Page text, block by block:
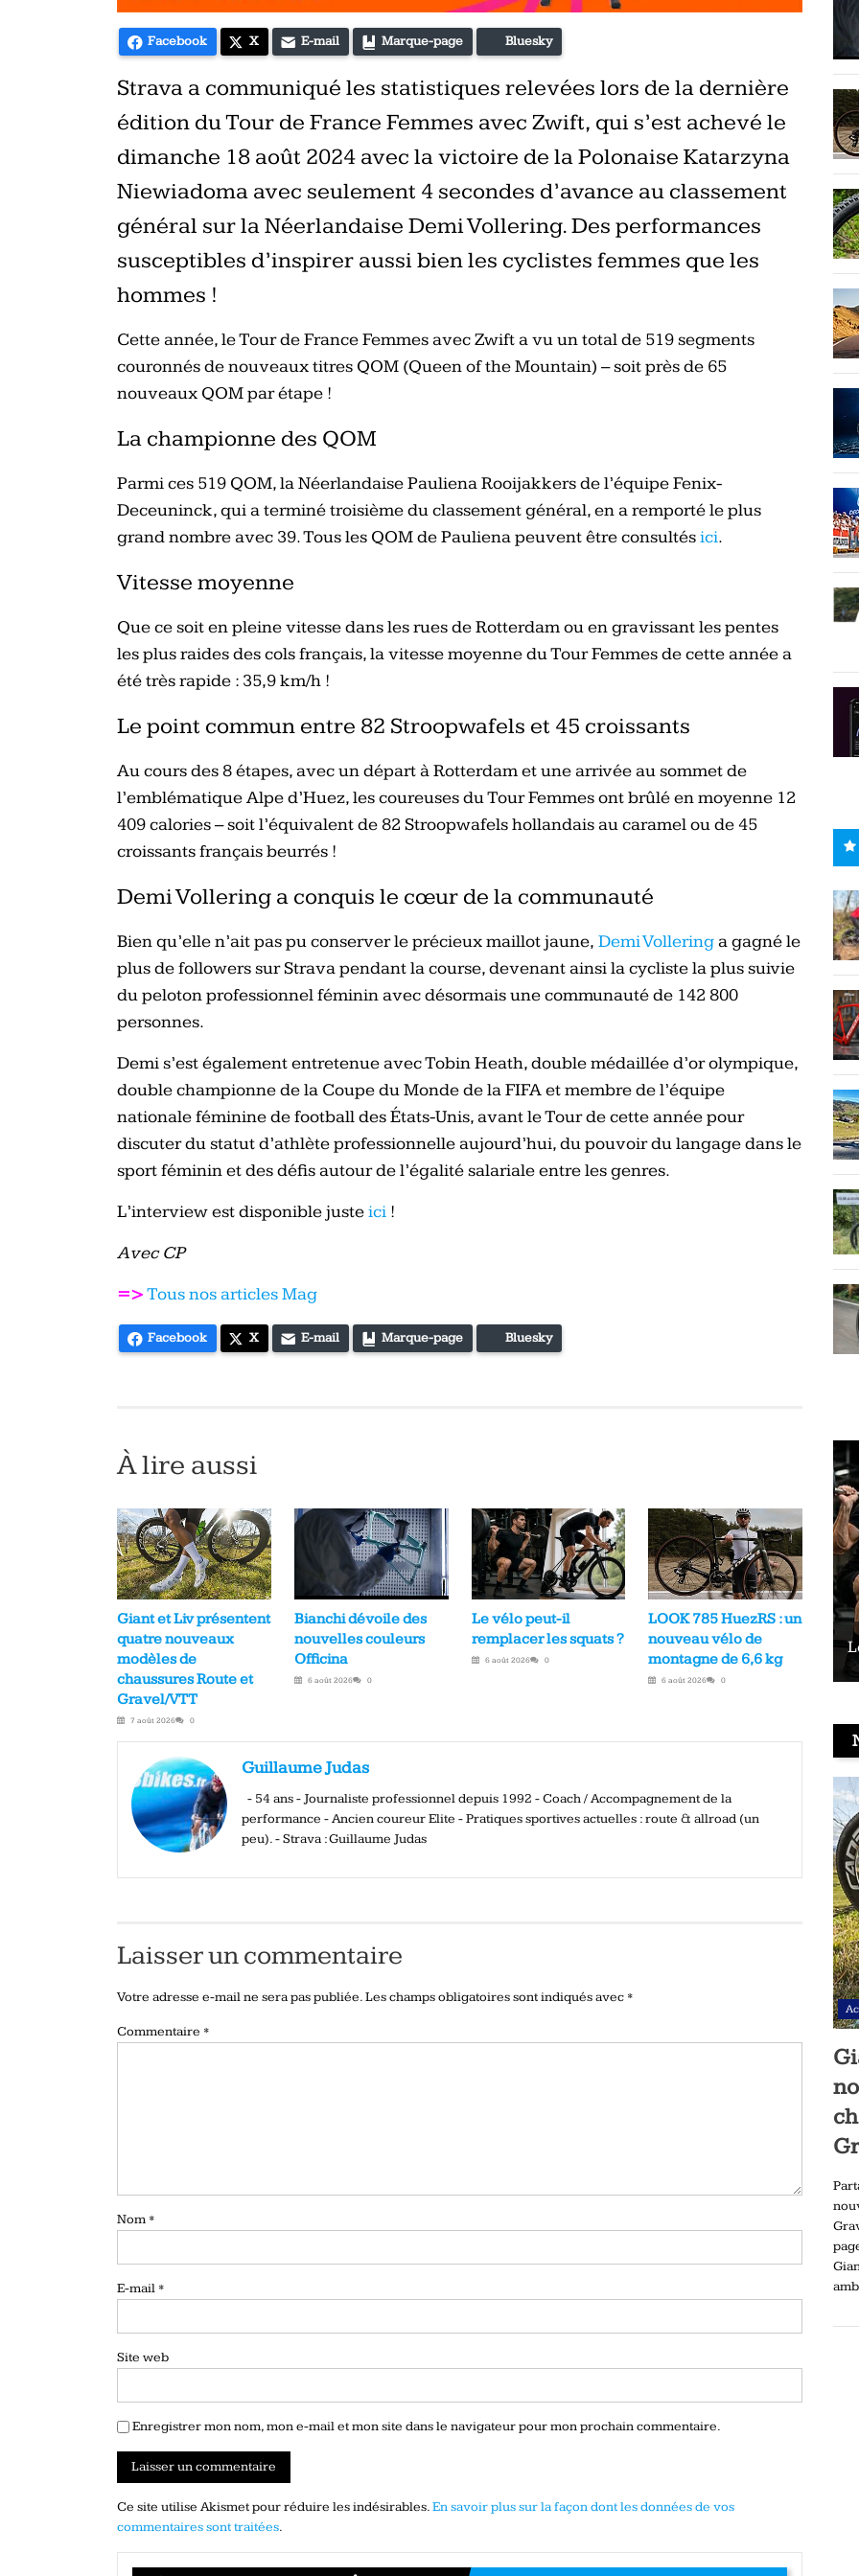
Facebook X E-mail Marque-page Bluesky
Strava a communiqué les statistiques relevées lors de la dernière
édition du Tour de France Femmes avec Zwift, qui s’est achevé le
dimanche 18 août 2024 avec la victoire de la Polonaise Katarzyna
Niewiadoma avec seulement 4 secondes d’avance au classement
général sur la Néerlandaise Demi Vollering. Des performances
susceptibles d’inspirer aussi bien les cyclistes femmes que les
hommes !
Cette année, le Tour de France Femmes avec Zwift a vu un total de 519 segments
couronnés de nouveaux titres QOM (Queen of the Mountain) – soit près de 65
nouveaux QOM par étape !
La championne des QOM
Parmi ces 519 QOM, la Néerlandaise Pauliena Rooijakkers de l’équipe Fenix-
Deceuninck, qui a terminé troisième du classement général, en a remporté le plus
grand nombre avec 39. Tous les QOM de Pauliena peuvent être consultésici.
Vitesse moyenne
Que ce soit en pleine vitesse dans les rues de Rotterdam ou en gravissant les pentes
les plus raides des cols français, la vitesse moyenne du Tour Femmes de cette année a
été très rapide : 35,9 km/h !
Le point commun entre 82 Stroopwafels et 45 croissants
Au cours des 8 étapes, avec un départ à Rotterdam et une arrivée au sommet de
l’emblématique Alpe d’Huez, les coureuses du Tour Femmes ont brûlé en moyenne 12
409 calories – soit l’équivalent de 82 Stroopwafels hollandais au caramel ou de 45
croissants français beurrés !
Demi Vollering a conquis le cœur de la communauté
Bien qu’elle n’ait pas pu conserver le précieux maillot jaune, Demi Volleringa gagné le
plus de followers sur Strava pendant la course, devenant ainsi la cycliste la plus suivie
du peloton professionnel féminin avec désormais une communauté de 142 800
personnes.
Demi s’est également entretenue avec Tobin Heath, double médaillée d’or olympique,
double championne de la Coupe du Monde de la FIFA et membre de l’équipe
nationale féminine de football des États-Unis, avant le Tour de cette année pour
discuter du statut d’athlète professionnelle aujourd’hui, du pouvoir du langage dans le
sport féminin et des défis autour de l’égalité salariale entre les genres.
L’interview est disponible justeici !
Avec CP
=>Tous nos articles Mag
Facebook X E-mail Marque-page Bluesky
À lire aussi
Giant et Liv présentent
quatre nouveaux
modèles de
chaussures Route et
Gravel/VTT
7 août 2026 0
Bianchi dévoile des
nouvelles couleurs
Officina
6 août 2026 0
Le vélo peut-il
remplacer les squats ?
6 août 2026 0
LOOK 785 HuezRS : un
nouveau vélo de
montagne de 6,6 kg
6 août 2026 0
Guillaume Judas
- 54 ans - Journaliste professionnel depuis 1992 - Coach / Accompagnement de la
performance - Ancien coureur Elite - Pratiques sportives actuelles : route & allroad (un
peu). - Strava : Guillaume Judas
Laisser un commentaire
Votre adresse e-mail ne sera pas publiée.Les champs obligatoires sont indiqués avec *
Commentaire *
Nom *
E-mail *
Site web
Enregistrer mon nom, mon e-mail et mon site dans le navigateur pour mon prochain commentaire.
Ce site utilise Akismet pour réduire les indésirables.En savoir plus sur la façon dont les données de vos
commentaires sont traitées.
Le vélo peut-il remplacer les squats ?